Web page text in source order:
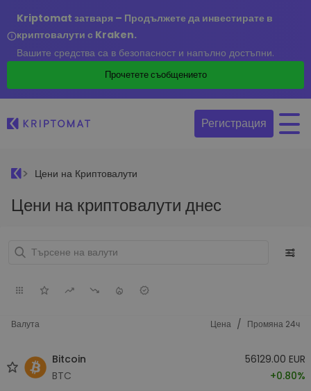
Kriptomat затваря – Продължете да инвестирате в
криптовалути с Kraken.
Вашите средства са в безопасност и напълно достъпни.
Прочетете съобщението
Регистрация
Цени на Криптовалути
Цени на криптовалути днес
Валута Цена / Промяна 24ч
Bitcoin
BTC
56129.00 EUR
+0.80%